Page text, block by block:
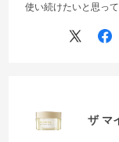
使い続けたいと思って
ザ マ